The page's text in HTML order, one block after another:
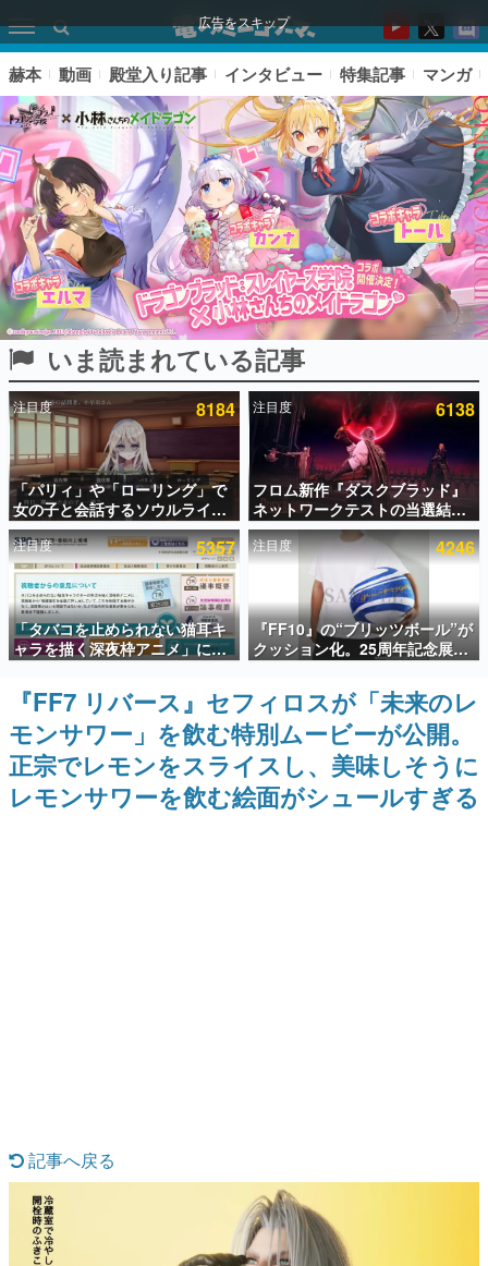
広告をスキップ
ピックアップ
電ファミのいま読まれている記事ランキング
アプリセール情報
インタビュー
連載・特集一覧
殿堂入り記事
SNS拡散数が数千以上！ ページビュー数万以上！ などな
ど。多くの人々に読まれた、電ファミ渾身の“殿堂入り”記
事をまとめました。
ゲームの企画書
名作ゲームクリエイターの方々に製作時のエピソードをお
聞きし、ヒットする企画（ゲーム）とは何か？を探ってい
きます。
赫本
この物語を解いてはいけない。『赫本』は、〈試験問題〉
なんでゲームは面白い？
ゲーム開発者・hamatsu氏がゲームの魅力を画面や操作の
具体的な形から解き明かしていく、硬派で骨太な評論連載
赫本 動画 殿堂入り記事 インタビュー 特集記事 マンガ
いま読まれている記事
注目度 8184
「パリィ」や「ローリング」で
女の子と会話するソウルライク
恋愛ゲーム『小早川さんはソウ
ルライク』無料公開。返事に失
敗すると「YOU DIED」
注目度 6138
フロム新作『ダスクブラッド』
ネットワークテストの当選結果
が8月7日22時に発表。応募サイ
トのマイページから確認可能、
テスト実施は8月21日～24日
注目度 5357
「タバコを止められない猫耳キ
ャラを描く深夜枠アニメ」に視
聴者の一部から批判意見。違法
薬物の使用と思しき描写も含め
て、BPOが議論を交わす
注目度 4246
『FF10』の“ブリッツボール”が
クッション化。25周年記念展
「FINAL FANTASY X
MUSEUM-幻光の記憶-」のグッ
ズ情報が一部公開
『FF7 リバース』セフィロスが「未来のレ
モンサワー」を飲む特別ムービーが公開。
正宗でレモンをスライスし、美味しそうに
レモンサワーを飲む絵面がシュールすぎる
記事へ戻る